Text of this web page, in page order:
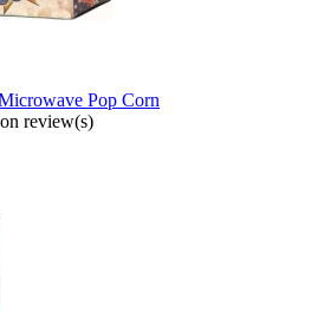
Pop Corn
review(s)